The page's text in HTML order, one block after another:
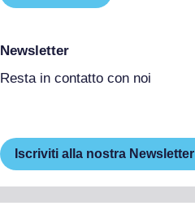
Newsletter
Resta in contatto con noi
Iscriviti alla nostra Newsletter